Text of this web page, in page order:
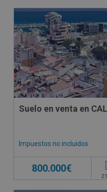
Suelo en venta en
Impuestos no incluidos
800.000€